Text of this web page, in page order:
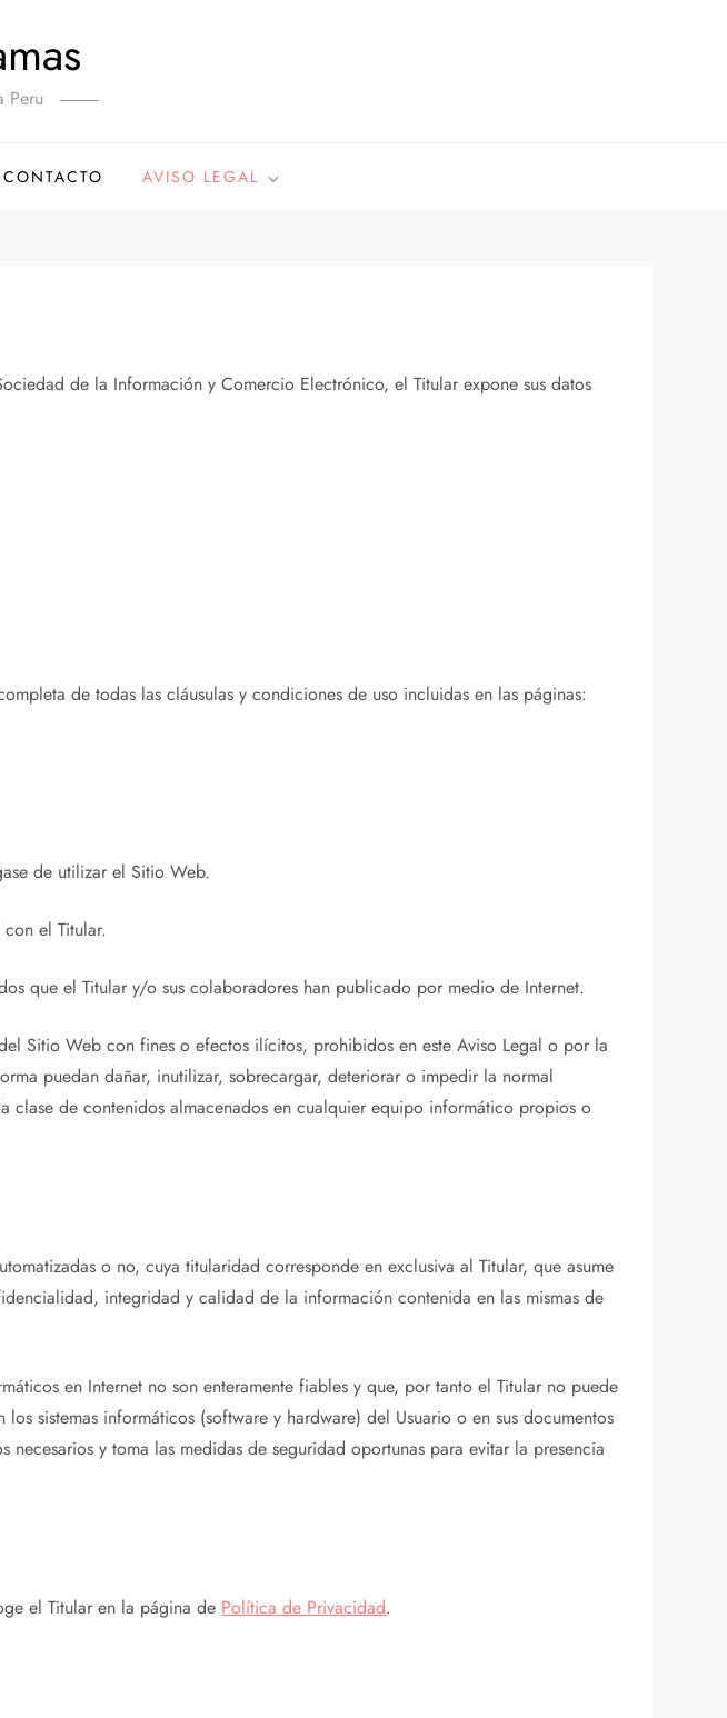
Peru
CONTACTO AVISO LEGAL
de la Información y Comercio Electrónico, el Titular expone sus datos
de todas las cláusulas y condiciones de uso incluidas en las páginas:
de utilizar el Sitio Web.
el Titular.
que el Titular y/o sus colaboradores han publicado por medio de Internet.
Sitio Web con fines o efectos ilícitos, prohibidos en este Aviso Legal o por la
puedan dañar, inutilizar, sobrecargar, deteriorar o impedir la normal
de contenidos almacenados en cualquier equipo informático propios o
o no, cuya titularidad corresponde en exclusiva al Titular, que asume
integridad y calidad de la información contenida en las mismas de
en Internet no son enteramente fiables y que, por tanto el Titular no puede
sistemas informáticos (software y hardware) del Usuario o en sus documentos
y toma las medidas de seguridad oportunas para evitar la presencia
el Titular en la página de Política de Privacidad.